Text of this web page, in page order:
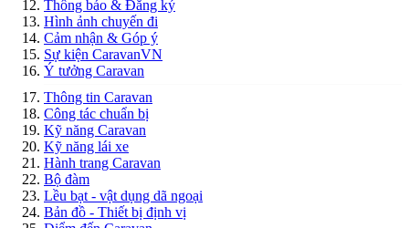
Thông báo & Đăng ký
Hình ảnh chuyến đi
Cảm nhận & Góp ý
Sự kiện CaravanVN
Ý tưởng Caravan
Thông tin Caravan
Công tác chuẩn bị
Kỹ năng Caravan
Kỹ năng lái xe
Hành trang Caravan
Bộ đàm
Lều bạt - vật dụng dã ngoại
Bản đồ - Thiết bị định vị